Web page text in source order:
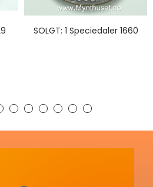
SOLGT: 1 Speciedaler 1660